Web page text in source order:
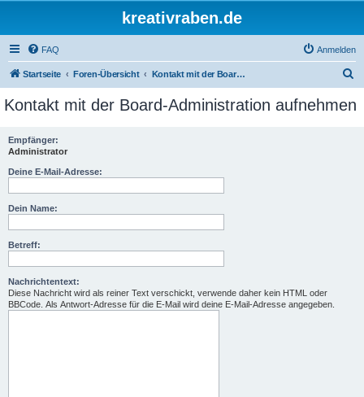
kreativraben.de
FAQ Anmelden
Startseite Foren-Übersicht Kontakt mit der Board-Administration aufnehmen
c
Kontakt mit der Board-Administration aufnehmen
Empfänger:
Administrator
Deine E-Mail-Adresse:
Dein Name:
Betreff:
Nachrichtentext:
Diese Nachricht wird als reiner Text verschickt, verwende daher kein HTML oder
BBCode. Als Antwort-Adresse für die E-Mail wird deine E-Mail-Adresse angegeben.